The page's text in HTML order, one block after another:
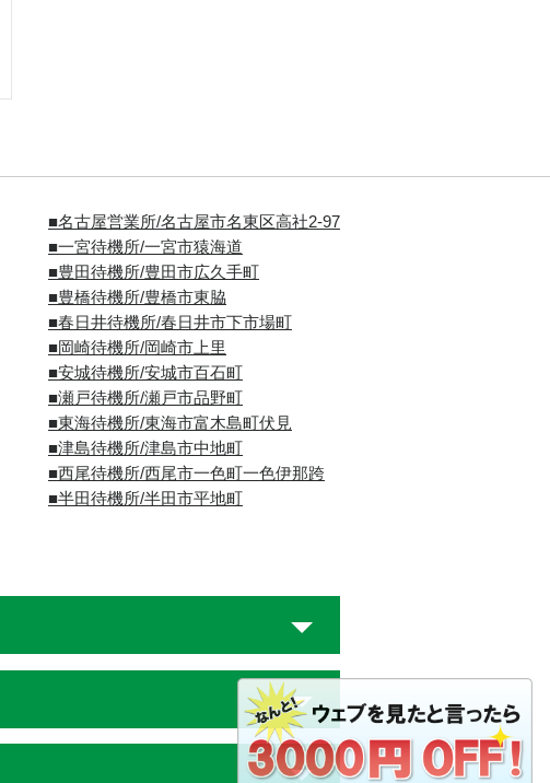
■名古屋営業所/名古屋市名東区高社2-97
■一宮待機所/一宮市猿海道
■豊田待機所/豊田市広久手町
■豊橋待機所/豊橋市東脇
■春日井待機所/春日井市下市場町
■岡崎待機所/岡崎市上里
■安城待機所/安城市百石町
■瀬戸待機所/瀬戸市品野町
■東海待機所/東海市富木島町伏見
■津島待機所/津島市中地町
■西尾待機所/西尾市一色町一色伊那跨
■半田待機所/半田市平地町